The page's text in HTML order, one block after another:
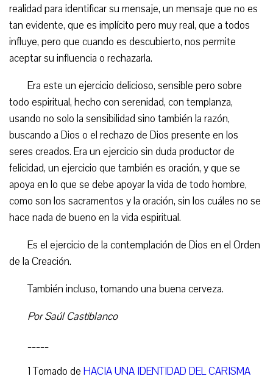
realidad para identificar su mensaje, un mensaje que no es
tan evidente, que es implícito pero muy real, que a todos
influye, pero que cuando es descubierto, nos permite
aceptar su influencia o rechazarla.
Era este un ejercicio delicioso, sensible pero sobre
todo espiritual, hecho con serenidad, con templanza,
usando no solo la sensibilidad sino también la razón,
buscando a Dios o el rechazo de Dios presente en los
seres creados. Era un ejercicio sin duda productor de
felicidad, un ejercicio que también es oración, y que se
apoya en lo que se debe apoyar la vida de todo hombre,
como son los sacramentos y la oración, sin los cuáles no se
hace nada de bueno en la vida espiritual.
Es el ejercicio de la contemplación de Dios en el Orden
de la Creación.
También incluso, tomando una buena cerveza.
Por Saúl Castiblanco
_____
1 Tomado de HACIA UNA IDENTIDAD DEL CARISMA